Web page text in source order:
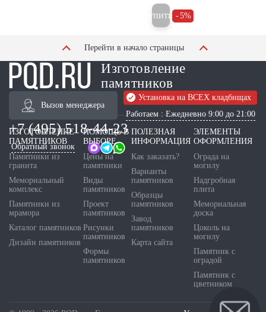
Купить 5%
Перейти в начало страницы
Изготовление
памятников
Вызов менеджера
Установка на ВСЕХ кладбищах
Работаем : Ежедневно 9:00 до 21:00
+7 (495) 518-44-23
Обратный звонок
ИЗГОТОВЛЕНИЕ
ПАМЯТНИКОВ
Памятники из
гранита
Мемориальный
комплекс
Памятники из
мрамора
Каталог памятников
Дизайн памятников
ПОМОЩЬ В
ВЫБОРЕ
Цены на
памятники
Виды
памятников
Проект
памятников
Рисунки
памятников
Формы
памятников
ПОЛЕЗНАЯ
ИНФОРМАЦИЯ
Как заказать?
Варианты
памятников
Образцы
памятников
Завод
памятников
Карта сайта
ЭЛЕМЕНТЫ
ОФОРМЛЕНИЯ
Ограда на
могилу
Надгробная
плита
Мемориальная
доска
Цоколь на
могилу
Памятник с
оградой
Памятник с
цветником